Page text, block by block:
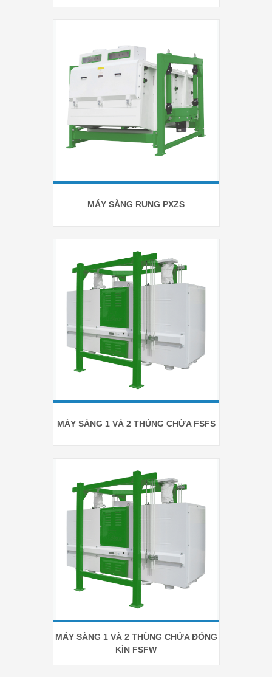
MÁY SÀNG RUNG PXZS
MÁY SÀNG 1 VÀ 2 THÙNG CHỨA FSFS
MÁY SÀNG 1 VÀ 2 THÙNG CHỨA ĐÓNG
KÍN FSFW